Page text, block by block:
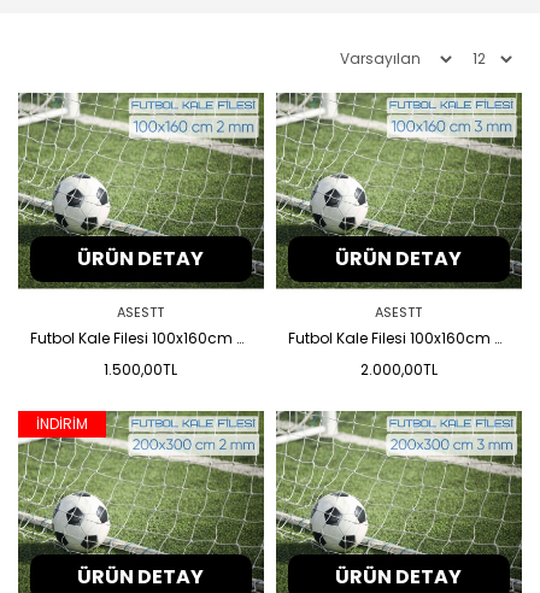
ASESTT
Futbol Kale Filesi 100x160cm 2 mm
1.500,00TL
ÜRÜN DETAY
ASESTT
Futbol Kale Filesi 100x160cm 3mm
2.000,00TL
ÜRÜN DETAY
İNDİRİM
ÜRÜN DETAY ÜRÜN DETAY